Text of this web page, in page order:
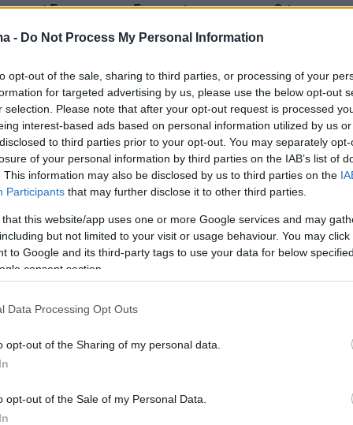
- Do Not Process My Personal Information
opt-out of the sale, sharing to third parties, or processing of your
for targeted advertising by us, please use the below opt-out
selection. Please note that after your opt-out request is processed
interest-based ads based on personal information utilized by us
to third parties prior to your opt-out. You may separately
of your personal information by third parties on the IAB’s list of
This information may also be disclosed by us to third parties on the
Participants that may further disclose it to other third parties.
that this website/app uses one or more Google services and may
but not limited to your visit or usage behaviour. You may
to Google and its third-party tags to use your data for below
consent section.
Data Processing Opt Outs
opt-out of the Sharing of my personal data.
opt-out of the Sale of my Personal Data.
με «τις δεσμεύσεις της κυβέρνησης
τουλάχιστον 60 ημέρες νωρίτερα για τον
η OMB.
της, η υπηρεσία ανέφερε πως ο κ.
βέτο σε νομοσχέδιο που έχει
με σκοπό να καταργηθεί ο υποχρεωτικός
εργαζομένων σε ομοσπονδιακές δομές ή